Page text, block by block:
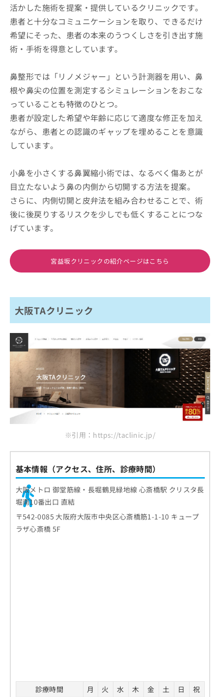
活かした施術を提案・提供しているクリニックです。
患者と十分なコミュニケーションを取り、できるだけ
希望にそった、患者の本来のうつくしさを引き出す施
術・手術を得意としています。
鼻整形では「リノメジャー」という計測器を用い、鼻
根や鼻尖の位置を測定するシミュレーションをおこな
っていることも特徴のひとつ。
患者が設定した希望や年齢に応じて適度な修正を加え
ながら、患者との認識のギャップを埋めることを意識
しています。
小鼻を小さくする鼻翼縮小術では、なるべく傷あとが
目立たないよう鼻の内側から切開する方法を提案。
さらに、内側切開と皮弁法を組み合わせることで、術
後に後戻りするリスクを少しでも低くすることにつな
げています。
宮益坂クリニックの紹介ページはこちら
大阪TAクリニック
※引用：https://taclinic.jp/
基本情報（アクセス、住所、診療時間）
大阪メトロ 御堂筋線・長堀鶴見緑地線 心斎橋駅 クリスタ長
堀南10番出口 直結
〒542-0085 大阪府大阪市中央区心斎橋筋1-1-10 キュープ
ラザ心斎橋 5F
診療時間 月 火 水 木 金 土 日
祝